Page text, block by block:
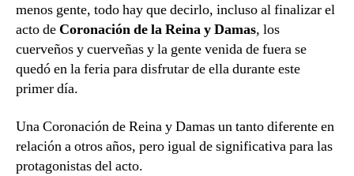
menos gente, todo hay que decirlo, incluso al finalizar el
acto deCoronación de la Reina y Damas, los
cuerveños y cuerveñas y la gente venida de fuera se
quedó en la feria para disfrutar de ella durante este
primer día.
Una Coronación de Reina y Damas un tanto diferente en
relación a otros años, pero igual de significativa para las
protagonistas del acto.